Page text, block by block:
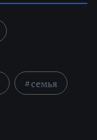
семья